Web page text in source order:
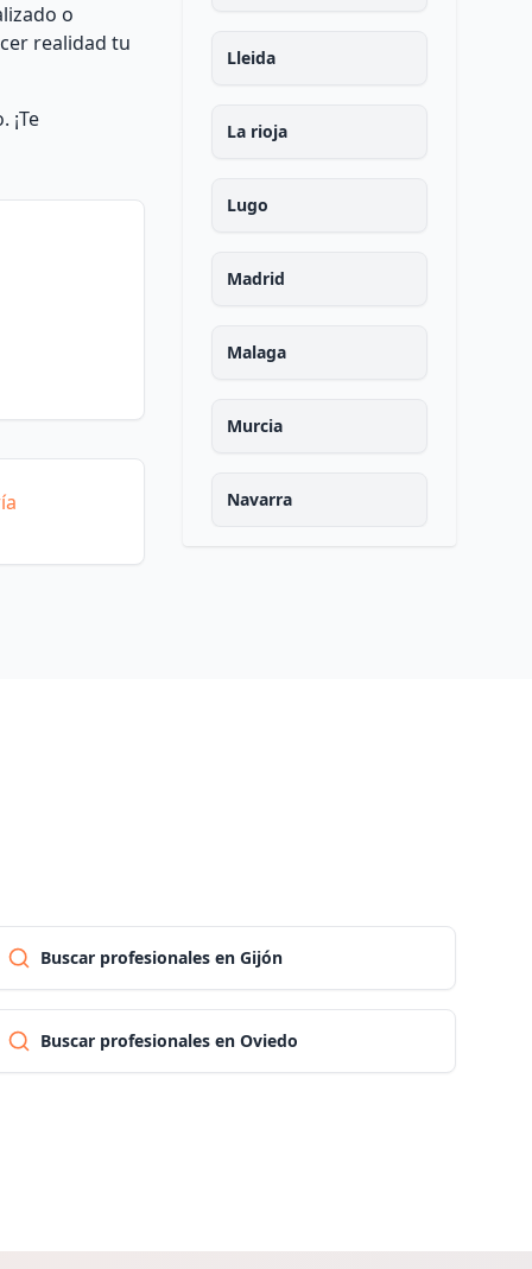
o
realidad tu
Lleida
La rioja
Lugo
Madrid
Malaga
Murcia
Navarra
Santa cruz de tenerife
Buscar profesionales en Gijón
Buscar profesionales en Oviedo